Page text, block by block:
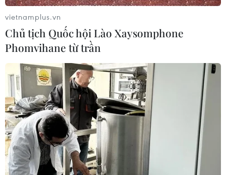
Khánh Hòa: Số ca mắc sốt xuất huyết tăng
vietnamplus.vn
Chủ tịch Quốc hội Lào Xaysomphone
Phomvihane từ trần